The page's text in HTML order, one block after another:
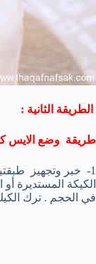
الطريقة الثانية :
طريقة وضع الايس
1- خبر وتجهيز
الكيكة المستديرة
في الحجم . ترك